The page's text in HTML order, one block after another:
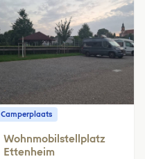
Camperplaats
Wohnmobilstellplatz
Ettenheim